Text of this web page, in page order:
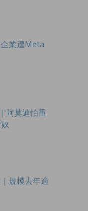
業遭Meta
阿莫迪怕重
規模去年逾